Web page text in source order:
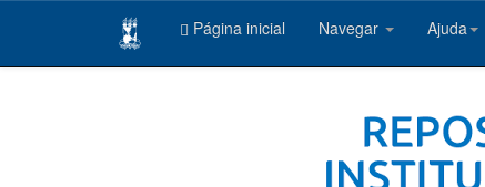
Página inicial Navegar Ajuda